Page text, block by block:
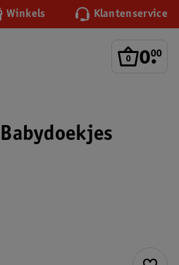
Winkels Klantenservice
0.
00